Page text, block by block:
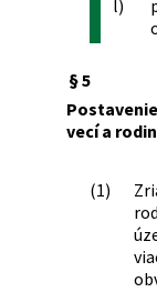
360/2023 Z.
l)
§ 5
vecí a
(1)